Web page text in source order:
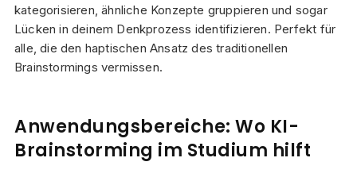
kategorisieren, ähnliche Konzepte gruppieren und sogar
Lücken in deinem Denkprozess identifizieren. Perfekt für
alle, die den haptischen Ansatz des traditionellen
Brainstormings vermissen.
Anwendungsbereiche: Wo KI-
Brainstorming im Studium hilft